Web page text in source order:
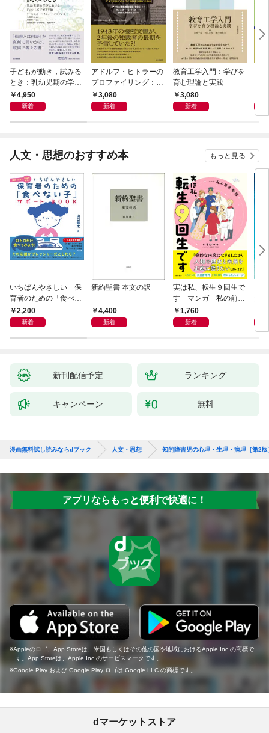
子どもが動き，試みる
とき：乳幼児期の学び
におけるドゥルーズ／
ガタリ論
4,950
新着
アドルフ・ヒトラーの
プロファイリング：ア
メリカはどのように独
裁者を描いたのか
3,080
新着
教育工学入門：学びを
育む理論と実践
3,080
新着
人文・思想のおすすめ本 もっと見る
いちばんやさしい 保
育者のための「食べな
い子」サポートＢＯＯ
Ｋ 偏食・少食のお悩
2,200
新着
新約聖書 本文の訳
4,400
新着
実は私、転生９回生で
す マンガ 私の前世
物語1,760
新着
が
新刊配信予定 ランキング
キャンペーン 無料
漫画無料試し読みならdブック 人文・思想 知的障害児の心理・生理・病理［第2版
アプリならもっと便利で快適に！
Appleのロゴ、App Storeは、米国もしくはその他の国や地域におけるApple Inc.の商標で
す。App Storeは、Apple Inc.のサービスマークです。
Google Play および Google Play ロゴは Google LLC の商標です。
dマーケットストア